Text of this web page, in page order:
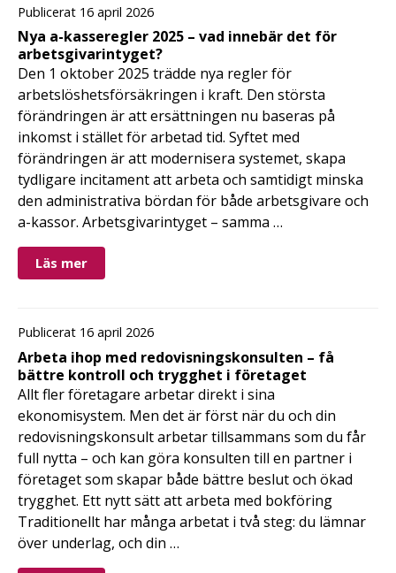
Publicerat 16 april 2026
Nya a-kasseregler 2025 – vad innebär det för
arbetsgivarintyget?
Den 1 oktober 2025 trädde nya regler för
arbetslöshetsförsäkringen i kraft. Den största
förändringen är att ersättningen nu baseras på
inkomst i stället för arbetad tid. Syftet med
förändringen är att modernisera systemet, skapa
tydligare incitament att arbeta och samtidigt minska
den administrativa bördan för både arbetsgivare och
a-kassor. Arbetsgivarintyget – samma …
Läs mer
Publicerat 16 april 2026
Arbeta ihop med redovisningskonsulten – få
bättre kontroll och trygghet i företaget
Allt fler företagare arbetar direkt i sina
ekonomisystem. Men det är först när du och din
redovisningskonsult arbetar tillsammans som du får
full nytta – och kan göra konsulten till en partner i
företaget som skapar både bättre beslut och ökad
trygghet. Ett nytt sätt att arbeta med bokföring
Traditionellt har många arbetat i två steg: du lämnar
över underlag, och din …